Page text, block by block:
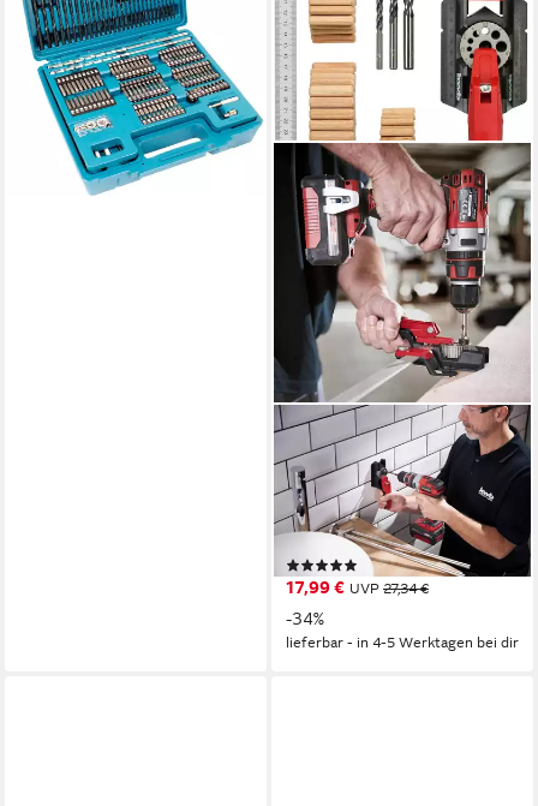
ab 78,03 €
lieferbar - in 2-3 Werktagen bei dir
KWB
Bohrer- und Bit-Set
Dübelprofi Bohrlehrenset,
Dübelhilfe/Dübellehre Set
inkl. je 50 Dübel und 1 Bohrer
6, 8, 10
(1)
17,99 € UVP 27,34 €
-34%
lieferbar - in 4-5 Werktagen bei dir